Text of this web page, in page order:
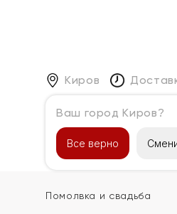
Киров
Ваш город Киров?
Все верно
Каталог
Помолвка и свадьба